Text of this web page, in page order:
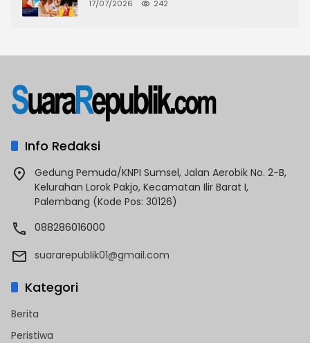
17/07/2026 242
Info Redaksi
Gedung Pemuda/KNPI Sumsel, Jalan Aerobik No. 2-B,
Kelurahan Lorok Pakjo, Kecamatan Ilir Barat I,
Palembang (Kode Pos: 30126)
088286016000
suararepublik01@gmail.com
Kategori
Berita
Peristiwa